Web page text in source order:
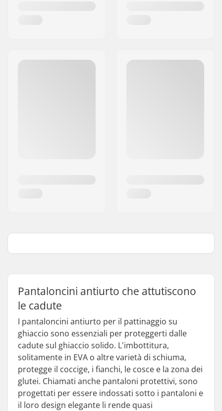
Pantaloncini antiurto che attutiscono
le cadute
I pantaloncini antiurto per il pattinaggio su
ghiaccio sono essenziali per proteggerti dalle
cadute sul ghiaccio solido. L'imbottitura,
solitamente in EVA o altre varietà di schiuma,
protegge il coccige, i fianchi, le cosce e la zona dei
glutei. Chiamati anche pantaloni protettivi, sono
progettati per essere indossati sotto i pantaloni e
il loro design elegante li rende quasi